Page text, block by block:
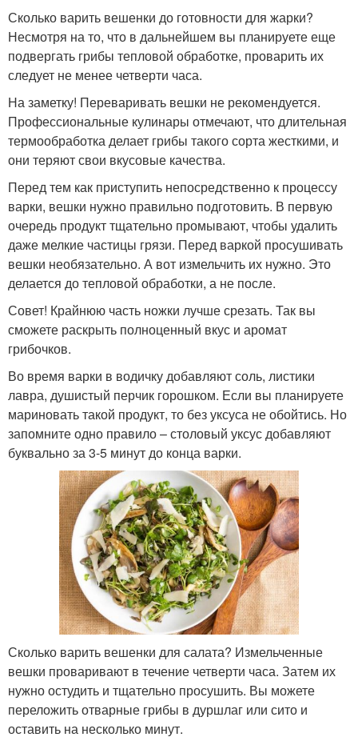
Сколько варить вешенки до готовности для жарки?
Несмотря на то, что в дальнейшем вы планируете еще
подвергать грибы тепловой обработке, проварить их
следует не менее четверти часа.
На заметку! Переваривать вешки не рекомендуется.
Профессиональные кулинары отмечают, что длительная
термообработка делает грибы такого сорта жесткими, и
они теряют свои вкусовые качества.
Перед тем как приступить непосредственно к процессу
варки, вешки нужно правильно подготовить. В первую
очередь продукт тщательно промывают, чтобы удалить
даже мелкие частицы грязи. Перед варкой просушивать
вешки необязательно. А вот измельчить их нужно. Это
делается до тепловой обработки, а не после.
Совет! Крайнюю часть ножки лучше срезать. Так вы
сможете раскрыть полноценный вкус и аромат
грибочков.
Во время варки в водичку добавляют соль, листики
лавра, душистый перчик горошком. Если вы планируете
мариновать такой продукт, то без уксуса не обойтись. Но
запомните одно правило – столовый уксус добавляют
буквально за 3-5 минут до конца варки.
Сколько варить вешенки для салата? Измельченные
вешки проваривают в течение четверти часа. Затем их
нужно остудить и тщательно просушить. Вы можете
переложить отварные грибы в дуршлаг или сито и
оставить на несколько минут.